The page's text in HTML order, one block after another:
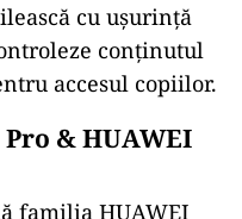
cu ușurință
conținutul
accesul copiilor.
Pro & HUAWEI
familia HUAWEI